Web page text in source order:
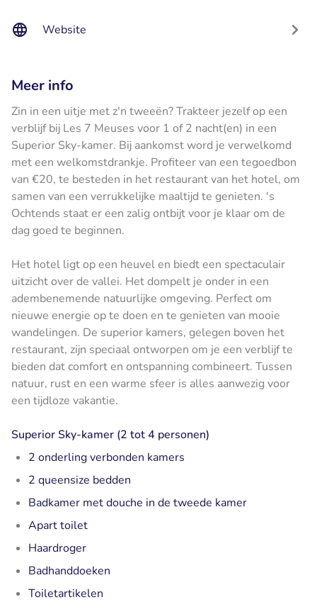
Website
Meer info
Zin in een uitje met z'n tweeën? Trakteer jezelf op een
verblijf bij Les 7 Meuses voor 1 of 2 nacht(en) in een
Superior Sky-kamer. Bij aankomst word je verwelkomd
met een welkomstdrankje. Profiteer van een tegoedbon
van €20, te besteden in het restaurant van het hotel, om
samen van een verrukkelijke maaltijd te genieten. 's
Ochtends staat er een zalig ontbijt voor je klaar om de
dag goed te beginnen.
Het hotel ligt op een heuvel en biedt een spectaculair
uitzicht over de vallei. Het dompelt je onder in een
adembenemende natuurlijke omgeving. Perfect om
nieuwe energie op te doen en te genieten van mooie
wandelingen. De superior kamers, gelegen boven het
restaurant, zijn speciaal ontworpen om je een verblijf te
bieden dat comfort en ontspanning combineert. Tussen
natuur, rust en een warme sfeer is alles aanwezig voor
een tijdloze vakantie.
Superior Sky-kamer (2 tot 4 personen)
2 onderling verbonden kamers
2 queensize bedden
Badkamer met douche in de tweede kamer
Apart toilet
Haardroger
Badhanddoeken
Toiletartikelen